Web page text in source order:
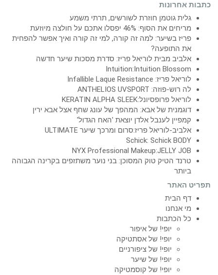
כתבות אחרונות
גלית גוטמן חוזרת לשורשים, תרתי משמע
מריחים את הסוף: 46% יפסלו אתכם על חולצה מיוזעת
פריז בשיער: למה זה קורה, למי זה קורה ואיך אפשר להפחית
את התופעה?
אלביב מבית לוריאל פריז: סדרת מסכות שיער חדשה
Intuition:Intuition Blossom
לוריאל פריז: Infallible Laque Resistance
לה רוש-פוזה: ANTHELIOS UVSPORT
לוריאל פרופסיונל:KERATIN ALPHA SLEEK
דוגמנית של אבא: המהפך של עונג שחף אצל אבא ירין
קמפיין לענבל אלדן יוצאת 'האח הגדול'
אלביב-לוריאל פריז:סרום ומרכך שיער ULTIMATE
Schick: Schick BODY
NYX Professional Makeup:JELLY JOB
טרנד הטיק טוק המסוכן: בני נוער משתזפים בקרינה הגבוהה
ביותר
תפריט האתר
דף הבית
מי אנחנו
כל הכתבות
יופי! של איפור
יופי! של אסתטיקה
יופי! של ציפורניים
יופי! של שיער
יופי! של קוסמטיקה